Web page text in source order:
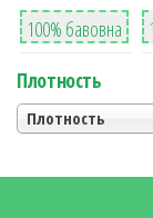
8
100% бавовна
Плотность
Плотность